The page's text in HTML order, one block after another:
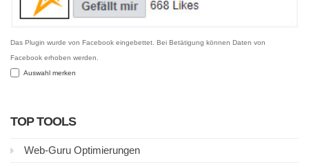
Das Plugin wurde von Facebook eingebettet. Bei Betätigung können Daten von
Facebook erhoben werden.
Auswahl merken
TOP TOOLS
Web-Guru Optimierungen